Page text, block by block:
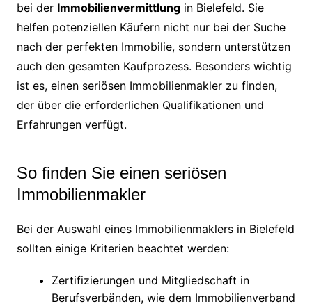
bei der Immobilienvermittlungin Bielefeld. Sie
helfen potenziellen Käufern nicht nur bei der Suche
nach der perfekten Immobilie, sondern unterstützen
auch den gesamten Kaufprozess. Besonders wichtig
ist es, einen seriösen Immobilienmakler zu finden,
der über die erforderlichen Qualifikationen und
Erfahrungen verfügt.
So finden Sie einen seriösen
Immobilienmakler
Bei der Auswahl eines Immobilienmaklers in Bielefeld
sollten einige Kriterien beachtet werden:
Zertifizierungen und Mitgliedschaft in
Berufsverbänden, wie dem Immobilienverband